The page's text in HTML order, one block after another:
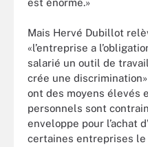
Mais Hervé Dubillot
«l’entreprise a
salarié un outil de
crée une
ont des moyens élevés
personnels sont
enveloppe pour l’achat
certaines entreprises